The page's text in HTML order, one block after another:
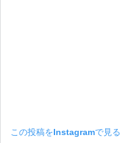
この投稿をInstagramで見る